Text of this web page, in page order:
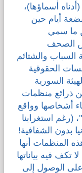
8 منظمات (أدناه أسماؤها)،
أيام حين
ما سمي
الصحف
والشتائم
الحقوقية
السورية
ذرائع منظمات
أشخاصها وواقع
(رغم استغرابنا
بدون الشفافية!
المنظمات أنها
تكف فيه بياناتها
على الوصول إلى